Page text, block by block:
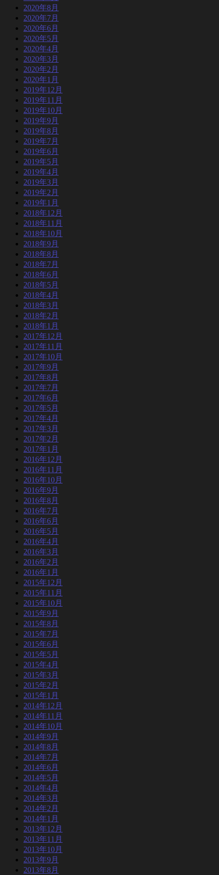
2020年8月
2020年7月
2020年6月
2020年5月
2020年4月
2020年3月
2020年2月
2020年1月
2019年12月
2019年11月
2019年10月
2019年9月
2019年8月
2019年7月
2019年6月
2019年5月
2019年4月
2019年3月
2019年2月
2019年1月
2018年12月
2018年11月
2018年10月
2018年9月
2018年8月
2018年7月
2018年6月
2018年5月
2018年4月
2018年3月
2018年2月
2018年1月
2017年12月
2017年11月
2017年10月
2017年9月
2017年8月
2017年7月
2017年6月
2017年5月
2017年4月
2017年3月
2017年2月
2017年1月
2016年12月
2016年11月
2016年10月
2016年9月
2016年8月
2016年7月
2016年6月
2016年5月
2016年4月
2016年3月
2016年2月
2016年1月
2015年12月
2015年11月
2015年10月
2015年9月
2015年8月
2015年7月
2015年6月
2015年5月
2015年4月
2015年3月
2015年2月
2015年1月
2014年12月
2014年11月
2014年10月
2014年9月
2014年8月
2014年7月
2014年6月
2014年5月
2014年4月
2014年3月
2014年2月
2014年1月
2013年12月
2013年11月
2013年10月
2013年9月
2013年8月